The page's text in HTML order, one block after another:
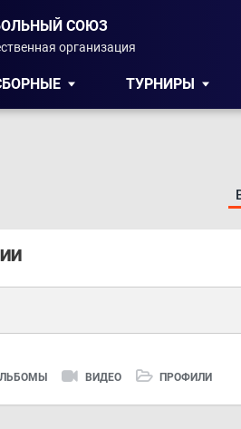
СОЮЗ
организация
ТУРНИРЫ
ВИДЕО ПРОФИЛИ